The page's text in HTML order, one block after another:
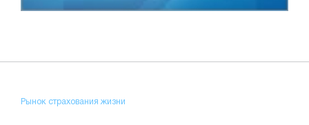
Рынок страхования жизни